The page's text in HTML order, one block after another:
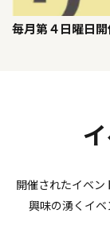
毎月第４日曜日
開催されたイベン
興味の湧くイベ